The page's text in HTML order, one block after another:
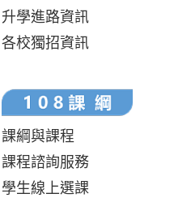
升學進路資訊
各校獨招資訊
課綱與課程
課程諮詢服務
學生線上選課